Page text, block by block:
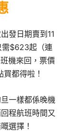
發日期賣到11
需$623起（連
機來回，票價
都得啦！
旦一樣都係晚機
程航班時間又
選擇！